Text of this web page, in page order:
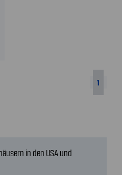
1
in den USA und